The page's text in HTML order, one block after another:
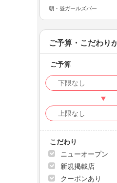
朝・昼ガールズバー
ご予算・こだわり
ご予算
こだわり
ニューオープン
新規掲載店
クーポンあり